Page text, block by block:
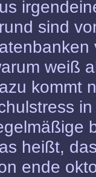
sind
weiß
kommt
heißt,
ende